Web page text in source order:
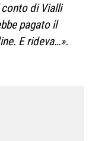
di Vialli
pagato il
E rideva…».